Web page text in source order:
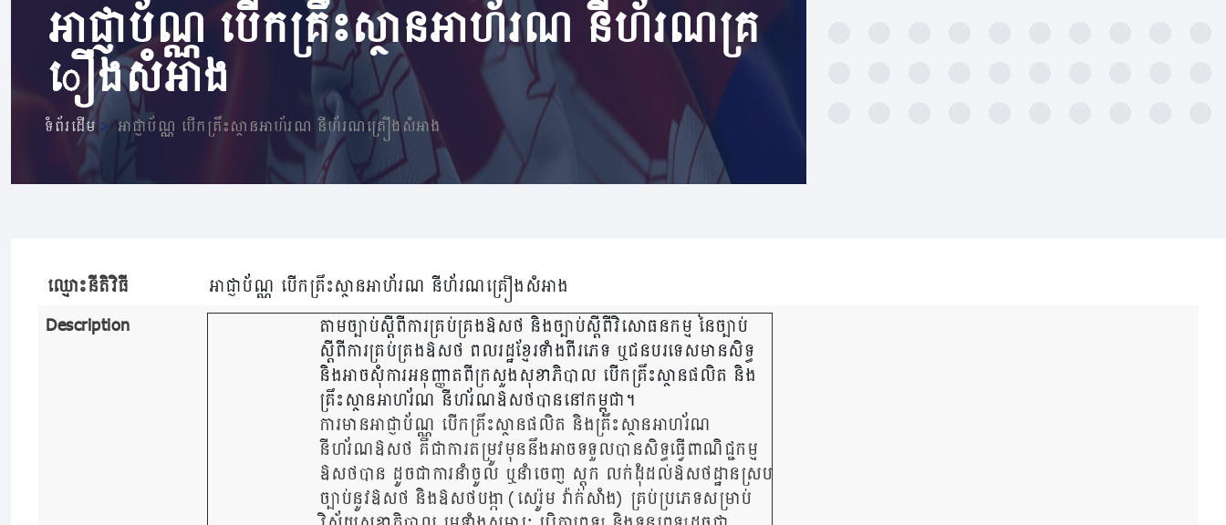
អាជ្ញាប័ណ្ណ បើកគ្រឹះស្ថានអាហ័រណ នីហ័រណគ្រ
ឿងសំអាង
ទំព័រដើម> អាជ្ញាប័ណ្ណ បើកគ្រឹះស្ថានអាហ័រណ នីហ័រណគ្រឿងសំអាង
ឈ្មោះនីតិវិធី
អាជ្ញាប័ណ្ណ បើកគ្រឹះស្ថានអាហ័រណ នីហ័រណគ្រឿងសំអាង
Description
តាមច្បាប់ស្តីពីការគ្រប់គ្រងឱសថ និងច្បាប់ស្តីពីវិសោធនកម្ម នៃច្បាប់
ស្តីពីការគ្រប់គ្រងឱសថ ពលរដ្ឋខ្មែរទាំងពីរភេទ ឬជនបរទេសមានសិទ្ធ
និងអាចសុំការអនុញ្ញាតពីក្រសួងសុខាភិបាល បើកគ្រឹះស្ថានផលិត និង
គ្រឹះស្ថានអាហរ័ណ នីហរ័ណឱសថបាននៅកម្ពុជា។
ការមានអាជ្ញាប័ណ្ណ បើកគ្រឹះស្ថានផលិត និងគ្រឹះស្ថានអាហរ័ណ
នីហរ័ណឱសថ គឺជាការតម្រូវមុននឹងអាចទទួលបានសិទ្ធធ្វើពាណិជ្ជកម្ម
ឱសថបាន ដូចជាការនាំចូល ឬនាំចេញ ស្តុក លក់ដុំដល់ឱសថដ្ឋានស្រប
ច្បាប់នូវឱសថ និងឱសថបង្កា (សេរ៉ូម វ៉ាក់សាំង) គ្រប់ប្រភេទសម្រាប់